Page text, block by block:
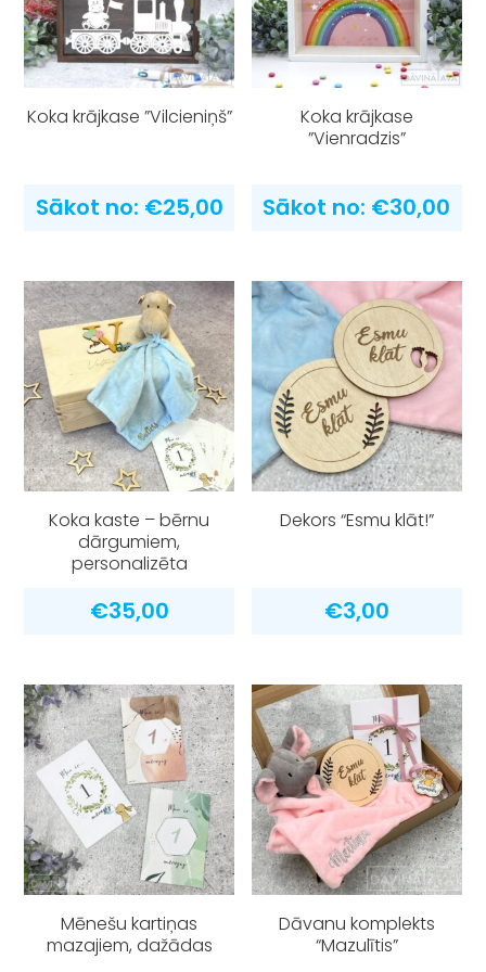
Koka krājkase ”Vilcieniņš”
Sākot no: €25,00
Koka krājkase
”Vienradzis”
Sākot no: €30,00
Koka kaste – bērnu
dārgumiem,
personalizēta
€35,00
Dekors “Esmu klāt!”
€3,00
Mēnešu kartiņas
mazajiem, dažādas
Dāvanu komplekts
“Mazulītis”